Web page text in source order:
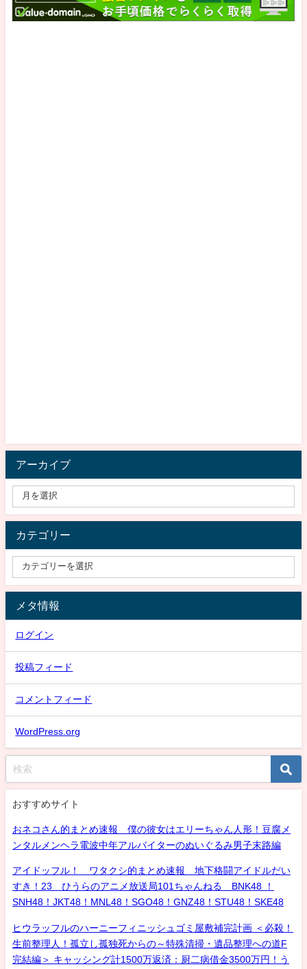
アーカイブ
カテゴリー
メタ情報
ログイン
投稿フィード
コメントフィード
WordPress.org
おすすめサイト
おネコさん的まとめ速報 僕の彼女はエリーちゃん人形！豆腐メ
ンタルメンヘラ電波中年アルバイターのぬいぐるみ男子末路編
アイドッフル！ ワタクシ的まとめ速報 地下格闘アイドルだい
すき！23 ひうらのアニメ放送局101ちゃんねる BNK48 ！
SNH48！JKT48！MNL48！SGO48！GNZ48！STU48！SKE48
ヒウラッフルのハーニーフィニッシュゴミ屋敷補完計画 ＜必殺！
生前整理人！孤立し孤独死からの～特殊清掃・遺品整理への道F
完結編＞ キャッシング計1500万返済：厨二病借金3500万円！う